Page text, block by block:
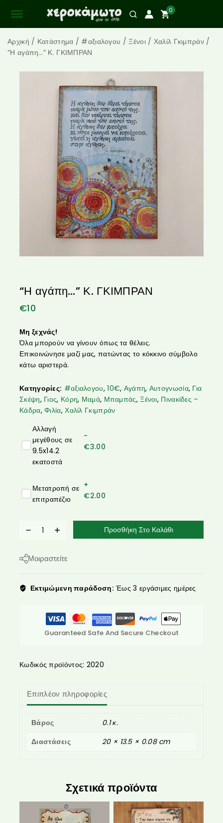
0
Αρχική / Κατάστημα / #αξιαλογου / Ξένοι / Χαλίλ Γκιμπράν /
“Η αγάπη…” Κ. ΓΚΙΜΠΡΑΝ
“Η αγάπη…” Κ. ΓΚΙΜΠΡΑΝ
€10
Μη ξεχνάς!
Όλα μπορούν να γίνουν όπως τα θέλεις.
Επικοινώνησε μαζί μας, πατώντας το κόκκινο σύμβολο
κάτω αριστερά.
Κατηγορίες: #αξιαλογου,10€, Αγάπη, Αυτογνωσία, Για
Σκέψη, Γιος, Κόρη, Μαμά, Μπαμπάς,Ξένοι, Πινακίδες –
Κάδρα,Φιλία,Χαλίλ Γκιμπράν
Αλλαγή
μεγέθους σε
9.5x14.2
εκατοστά
-
€3.00
Μετατροπή σε
επιτραπέζιο
+
€2.00
Προσθήκη Στο Καλάθι
Μοιραστείτε
Εκτιμώμενη παράδοση: Έως 3 εργάσιμες ημέρες
Guaranteed Safe And Secure Checkout
Κωδικός προϊόντος: 2020
Επιπλέον πληροφορίες
Βάρος
0.1 κ.
Διαστάσεις
20 × 13.5 × 0.08 cm
Σχετικά προϊόντα